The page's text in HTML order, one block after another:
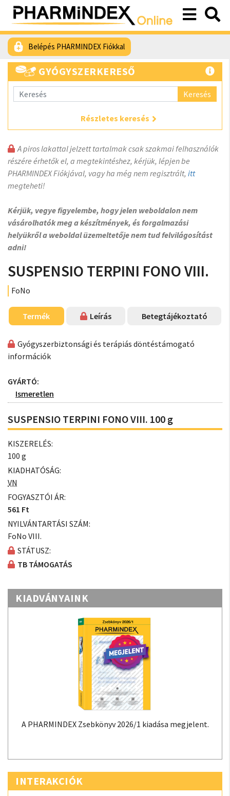
Belépés PHARMINDEX Fiókkal
GYÓGYSZERKERESŐ
Keresés
Részletes keresés
A piros lakattal jelzett tartalmak csak szakmai felhasználók
részére érhetők el, a megtekintéshez, kérjük, lépjen be
PHARMINDEX Fiókjával, vagy ha még nem regisztrált, itt
megteheti!
Kérjük, vegye figyelembe, hogy jelen weboldalon nem
vásárolhatók meg a készítmények, és forgalmazási
helyükről a weboldal üzemeltetője nem tud felvilágosítást
adni!
SUSPENSIO TERPINI FONO VIII.
FoNo
Termék Leírás Betegtájékoztató
Gyógyszerbiztonsági és terápiás döntéstámogató
információk
GYÁRTÓ:
Ismeretlen
SUSPENSIO TERPINI FONO VIII. 100 g
KISZERELÉS:
100 g
KIADHATÓSÁG:
VN
FOGYASZTÓI ÁR:
561 Ft
NYILVÁNTARTÁSI SZÁM:
FoNo VIII.
STÁTUSZ:
TB TÁMOGATÁS
KIADVÁNYAINK
A PHARMINDEX Zsebkönyv 2026/1 kiadása megjelent.
INTERAKCIÓK